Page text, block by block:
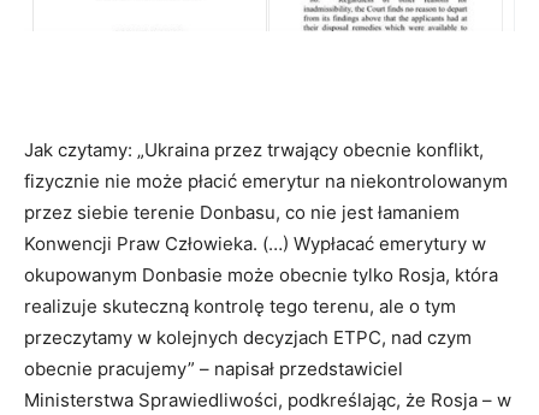
Jak czytamy: „Ukraina przez trwający obecnie konflikt,
fizycznie nie może płacić emerytur na niekontrolowanym
przez siebie terenie Donbasu, co nie jest łamaniem
Konwencji Praw Człowieka. (…) Wypłacać emerytury w
okupowanym Donbasie może obecnie tylko Rosja, która
realizuje skuteczną kontrolę tego terenu, ale o tym
przeczytamy w kolejnych decyzjach ETPC, nad czym
obecnie pracujemy” – napisał przedstawiciel
Ministerstwa Sprawiedliwości, podkreślając, że Rosja – w